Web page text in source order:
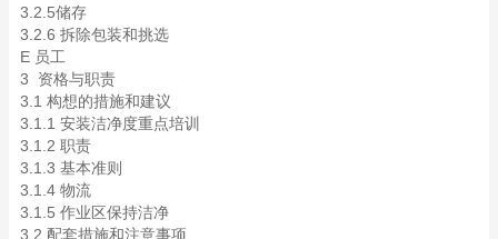
3.2.5储存
3.2.6 拆除包装和挑选
E 员工
3 资格与职责
3.1 构想的措施和建议
3.1.1 安装洁净度重点培训
3.1.2 职责
3.1.3 基本准则
3.1.4 物流
3.1.5 作业区保持洁净
3.2 配套措施和注意事项